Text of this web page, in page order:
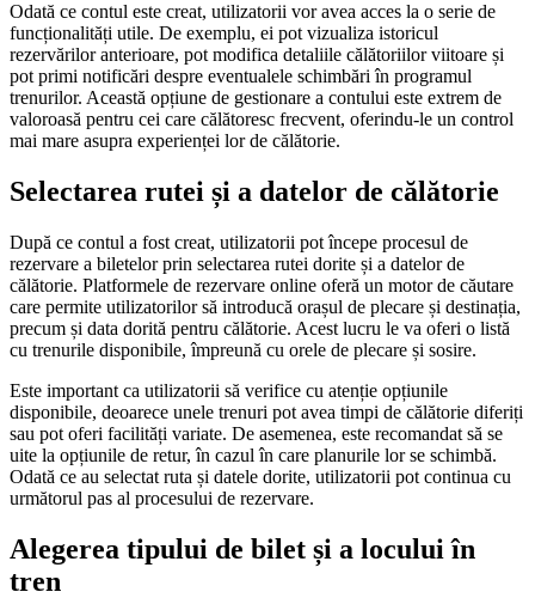
Odată ce contul este creat, utilizatorii vor avea acces la o serie de
funcționalități utile. De exemplu, ei pot vizualiza istoricul
rezervărilor anterioare, pot modifica detaliile călătoriilor viitoare și
pot primi notificări despre eventualele schimbări în programul
trenurilor. Această opțiune de gestionare a contului este extrem de
valoroasă pentru cei care călătoresc frecvent, oferindu-le un control
mai mare asupra experienței lor de călătorie.
Selectarea rutei și a datelor de călătorie
După ce contul a fost creat, utilizatorii pot începe procesul de
rezervare a biletelor prin selectarea rutei dorite și a datelor de
călătorie. Platformele de rezervare online oferă un motor de căutare
care permite utilizatorilor să introducă orașul de plecare și destinația,
precum și data dorită pentru călătorie. Acest lucru le va oferi o listă
cu trenurile disponibile, împreună cu orele de plecare și sosire.
Este important ca utilizatorii să verifice cu atenție opțiunile
disponibile, deoarece unele trenuri pot avea timpi de călătorie diferiți
sau pot oferi facilități variate. De asemenea, este recomandat să se
uite la opțiunile de retur, în cazul în care planurile lor se schimbă.
Odată ce au selectat ruta și datele dorite, utilizatorii pot continua cu
următorul pas al procesului de rezervare.
Alegerea tipului de bilet și a locului în
tren